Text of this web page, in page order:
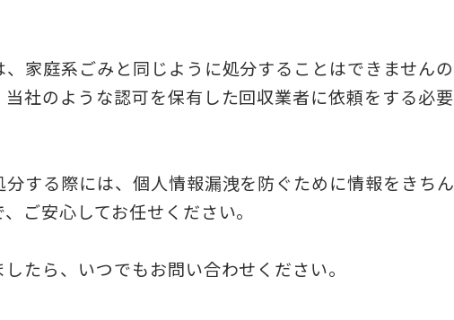
家庭系ごみと同じように処分することはできませんの
社のような認可を保有した回収業者に依頼をする必要
する際には、個人情報漏洩を防ぐために情報をきちん
ご安心してお任せください。
たら、いつでもお問い合わせください。